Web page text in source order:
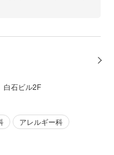
石ビル2F
アレルギー科